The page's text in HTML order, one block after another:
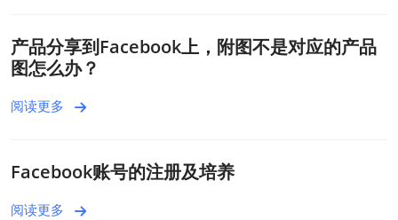
产品分享到Facebook上，附图不是对应的产品
图怎么办？
阅读更多
Facebook账号的注册及培养
阅读更多